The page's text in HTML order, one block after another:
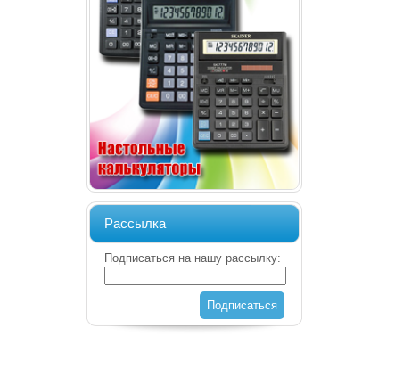
Рассылка
Подписаться на нашу рассылку:
Подписаться